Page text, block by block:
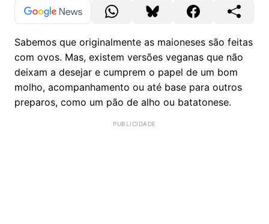
Sabemos que originalmente as maioneses são feitas
com ovos. Mas, existem versões veganas que não
deixam a desejar e cumprem o papel de um bom
molho, acompanhamento ou até base para outros
preparos, como um pão de alho ou batatonese.